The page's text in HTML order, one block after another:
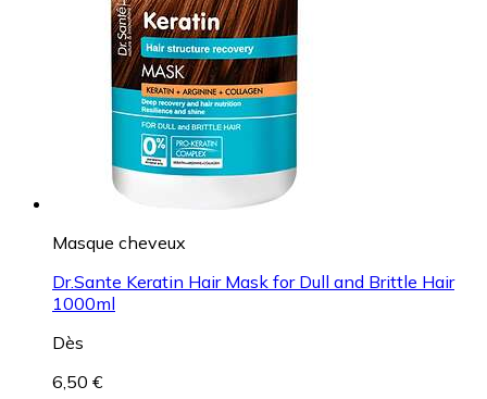
Masque cheveux
Dr.Sante Keratin Hair Mask for Dull and Brittle Hair
1000ml
Dès
6,50 €